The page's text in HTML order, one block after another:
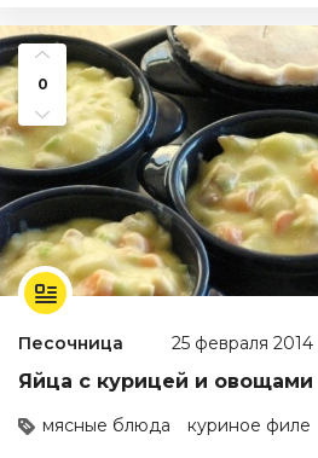
0
Песочница 25 февраля 2014
Яйца с курицей и
мясные блюда куриное филе